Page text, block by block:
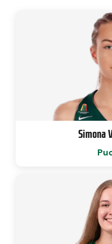
Simona